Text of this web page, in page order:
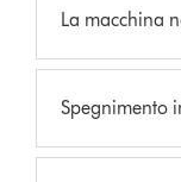
La macchina
Spegnimento